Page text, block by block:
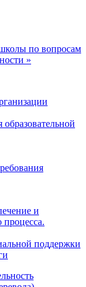
по вопросам
»
и
процесса.
поддержки